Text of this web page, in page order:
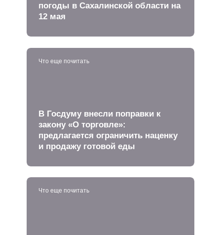
погоды в Сахалинской области на
12 мая
Что еще почитать
В Госдуму внесли поправки к
закону «О торговле»:
предлагается ограничить наценку
и продажу готовой еды
Что еще почитать